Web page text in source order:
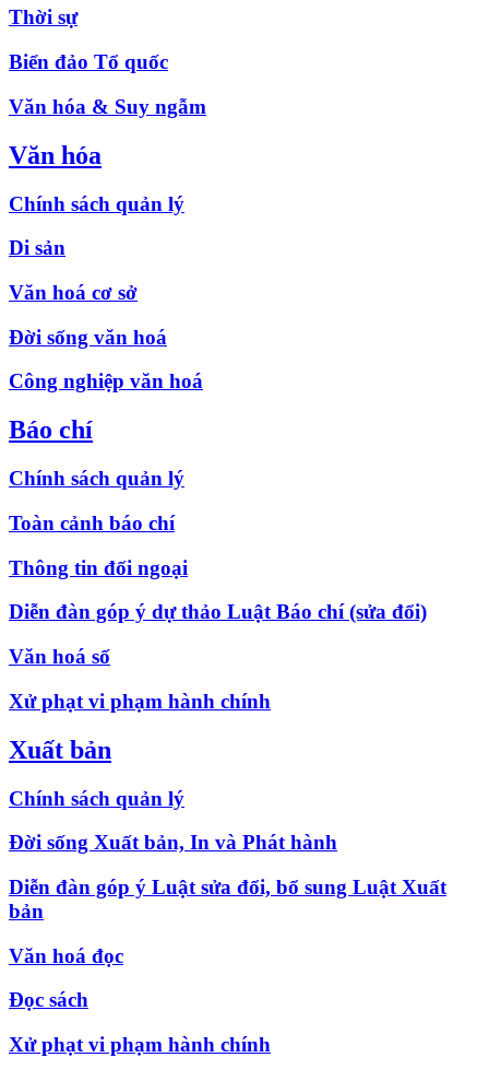
Thời sự
Biển đảo Tổ quốc
Văn hóa & Suy ngẫm
Văn hóa
Chính sách quản lý
Di sản
Văn hoá cơ sở
Đời sống văn hoá
Công nghiệp văn hoá
Báo chí
Chính sách quản lý
Toàn cảnh báo chí
Thông tin đối ngoại
Diễn đàn góp ý dự thảo Luật Báo chí (sửa đổi)
Văn hoá số
Xử phạt vi phạm hành chính
Xuất bản
Chính sách quản lý
Đời sống Xuất bản, In và Phát hành
Diễn đàn góp ý Luật sửa đổi, bổ sung Luật Xuất
bản
Văn hoá đọc
Đọc sách
Xử phạt vi phạm hành chính